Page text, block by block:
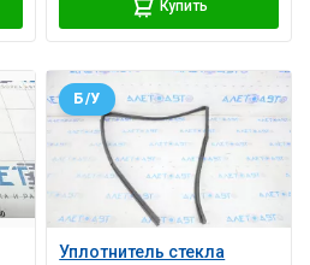
Купить
Уплотнитель стекла
Б/У